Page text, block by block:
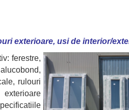
exterioare, usi de interior/
ferestre,
rulouri